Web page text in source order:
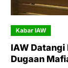
Kabar IAW
IAW
Dugaan